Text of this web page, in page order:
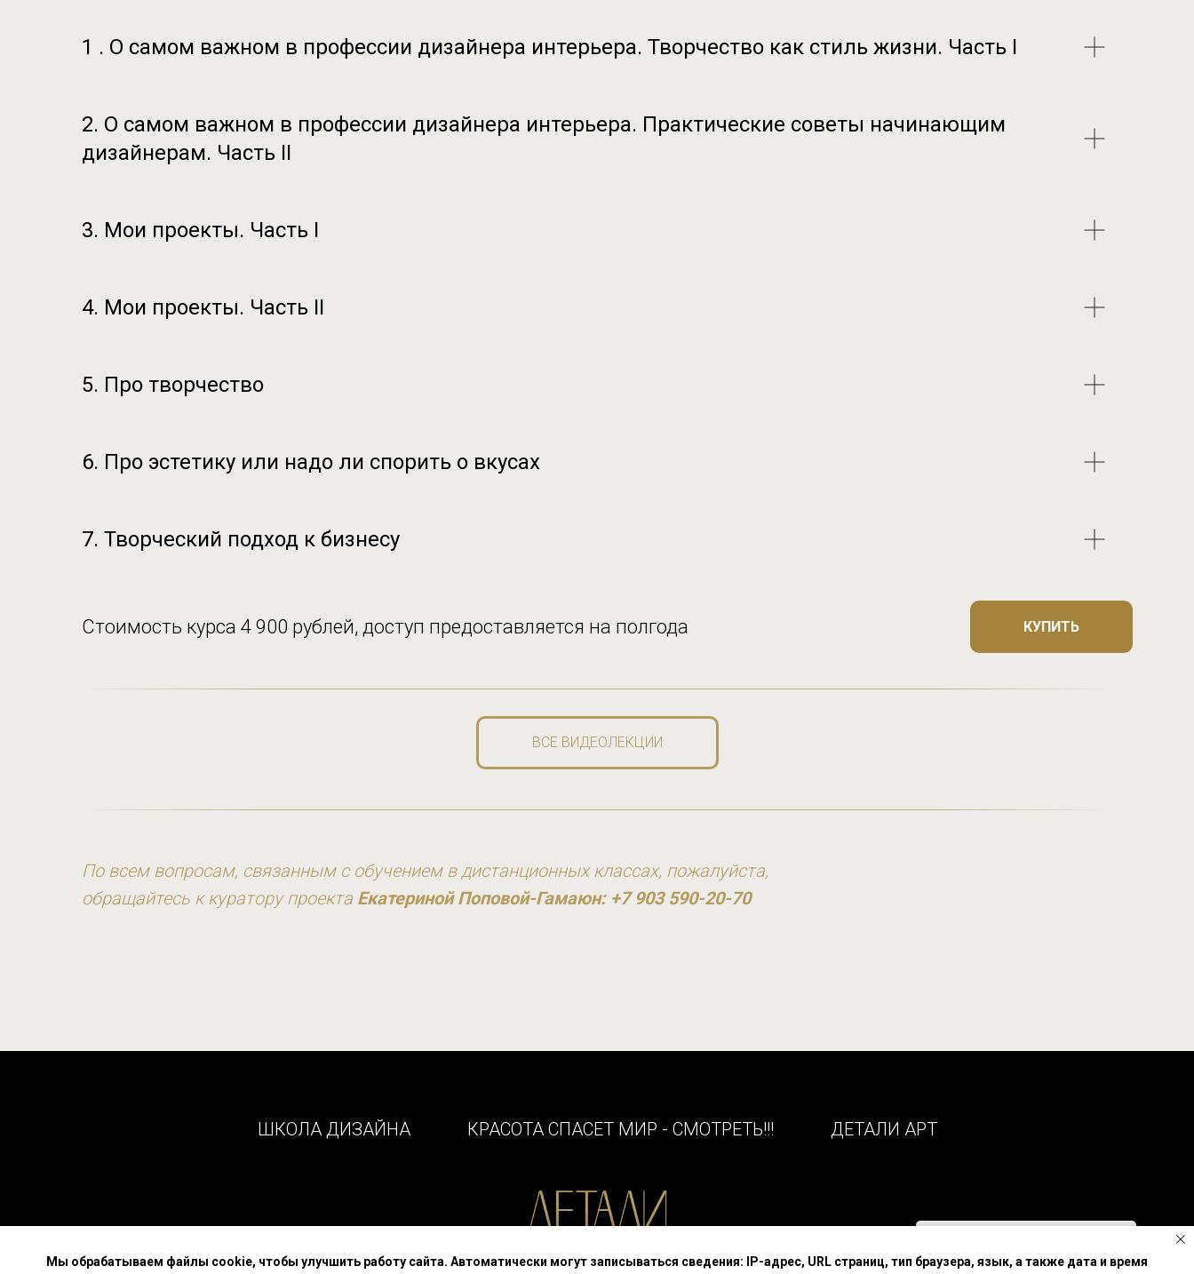
Позвонить нам
Мы обрабатываем файлы cookie, чтобы улучшить работу сайта. Автоматически могут записываться сведения: IP-адрес, URL страниц, тип браузера, язык, а также дата и время
1 . О самом важном в профессии дизайнера интерьера. Творчество как стиль жизни. Часть I
2. О самом важном в профессии дизайнера интерьера. Практические советы начинающим
дизайнерам. Часть II
3. Мои проекты. Часть I
4. Мои проекты. Часть II
5. Про творчество
6. Про эстетику или надо ли спорить о вкусах
7. Творческий подход к бизнесу
Стоимость курса 4 900 рублей, доступ предоставляется на полгода КУПИТЬ
ВСЕ ВИДЕОЛЕКЦИИ
По всем вопросам, связанным с обучением в дистанционных классах, пожалуйста,
обращайтесь к куратору проекта Екатериной Поповой-Гамаюн: +7 903 590-20-70
ШКОЛА ДИЗАЙНА КРАСОТА СПАСЕТ МИР - СМОТРЕТЬ!!! ДЕТАЛИ АРТ